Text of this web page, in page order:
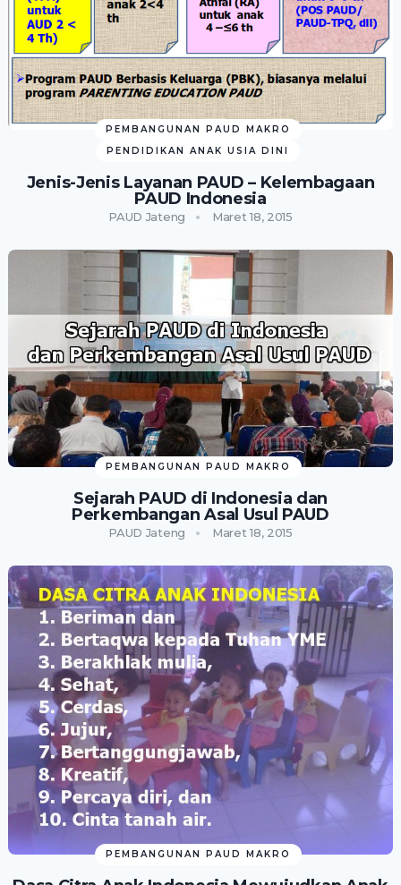
PEMBANGUNAN PAUD MAKRO
PENDIDIKAN ANAK USIA DINI
Jenis-Jenis Layanan PAUD – Kelembagaan
PAUD Indonesia
PAUD Jateng Maret 18, 2015
PEMBANGUNAN PAUD MAKRO
Sejarah PAUD di Indonesia dan
Perkembangan Asal Usul PAUD
PAUD Jateng Maret 18, 2015
PEMBANGUNAN PAUD MAKRO